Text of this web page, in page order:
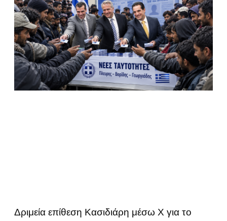
Δριμεία επίθεση Κασιδιάρη μέσω Χ για το